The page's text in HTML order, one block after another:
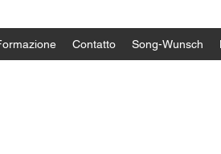
Contatto Song-Wunsch